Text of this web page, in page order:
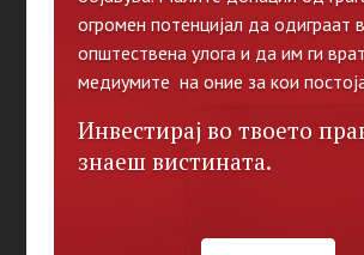
огромен потенцијал да одиграат
општествена улога и да им ги
медиумите на оние за кои
Инвестирај во твоето
знаеш вистината.